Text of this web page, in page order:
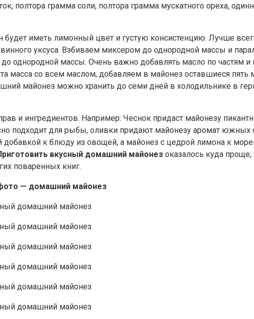
полтора грамма соли, полтора грамма мускатного ореха,
иметь лимонный цвет и густую консистенцию. Лучше
уксуса. Взбиваем миксером до однородной массы и
однородной массы. Очень важно добавлять масло по частям и
масса со всем маслом, добавляем в майонез оставшиеся пять
майонез можно хранить до семи дней в холодильнике в
и ингредиентов. Например: Чеснок придаст майонезу
подходит для рыбы, оливки придают майонезу аромат южных
к блюду из овощей, а майонез с цедрой лимона к
вкусный домашний майонез оказалось куда
поваренных книг.
— домашний майонез